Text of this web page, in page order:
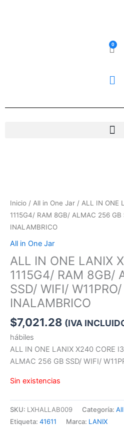
0
Inicio / All in One Jar / ALL IN ONE
1115G4/ RAM 8GB/ ALMAC 256 GB
INALAMBRICO
All in One Jar
ALL IN ONE LANIX
1115G4/ RAM 8GB/
SSD/ WIFI/
INALAMBRICO
$7,021.28 (IVA
hábiles
ALL IN ONE LANIX X240 CORE
ALMAC 256 GB SSD/ WIFI/
Sin existencias
SKU: LXHALLAB009 Categoría:
Etiqueta: 41611 Marca: LANIX